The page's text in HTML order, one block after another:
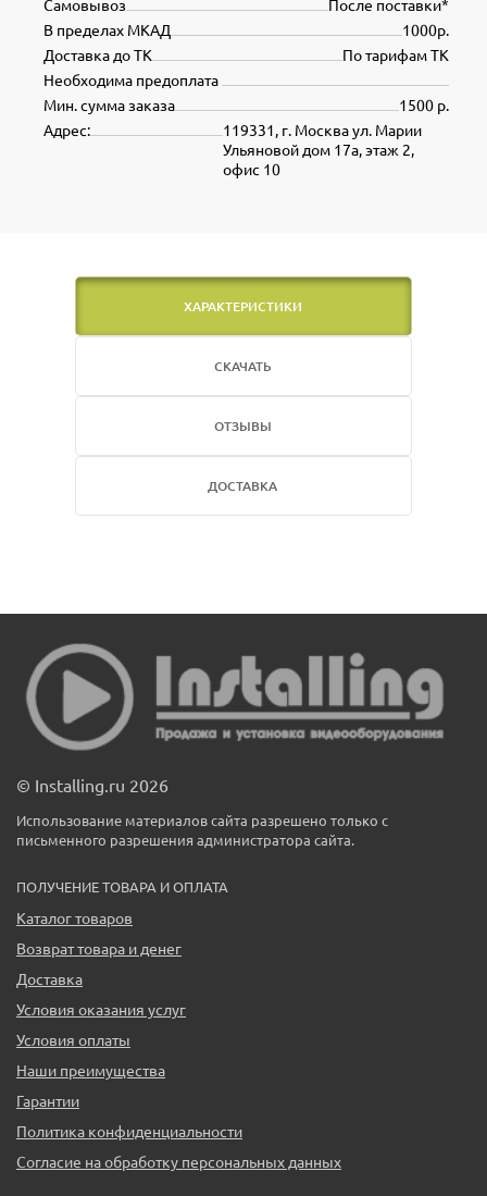
После поставки*
Самовывоз
1000р.
В пределах МКАД
По тарифам ТК
Доставка до ТК
Необходима предоплата
1500 р.
Мин. сумма заказа
119331, г. Москва ул. Марии
Ульяновой дом 17а, этаж 2,
офис 10
Адрес:
ХАРАКТЕРИСТИКИ
СКАЧАТЬ
ОТЗЫВЫ
ДОСТАВКА
© Installing.ru 2026
Использование материалов сайта разрешено только с
письменного разрешения администратора сайта.
ПОЛУЧЕНИЕ ТОВАРА И ОПЛАТА
Каталог товаров
Возврат товара и денег
Доставка
Условия оказания услуг
Условия оплаты
Наши преимущества
Гарантии
Политика конфиденциальности
Согласие на обработку персональных данных